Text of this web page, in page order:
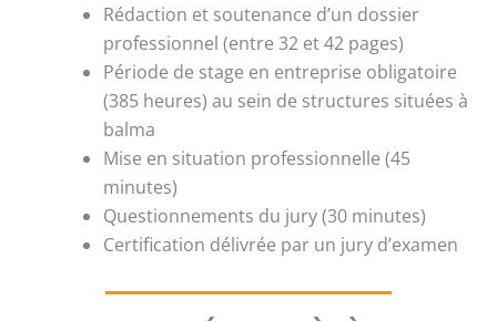
Rédaction et soutenance d’un dossier
professionnel (entre 32 et 42 pages)
Période de stage en entreprise obligatoire
(385 heures) au sein de structures situées à
balma
Mise en situation professionnelle (45
minutes)
Questionnements du jury (30 minutes)
Certification délivrée par un jury d’examen